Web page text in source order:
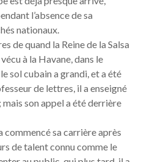
l’absence de sa
nationaux.
de quand la Reine de la Salsa
à la Havane, dans le
sol cubain a grandi, et a été
de lettres, il a enseigné
son appel a été derrière
commencé sa carrière après
de talent connu comme le